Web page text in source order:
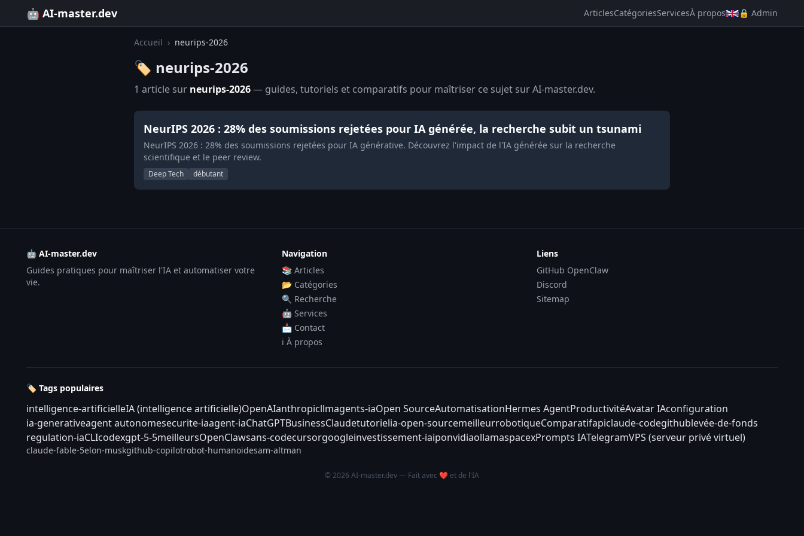
🤖 AI-master.dev ArticlesCatégoriesServicesÀ propos 🔒 Admin
Accueil › neurips-2026
🏷️ neurips-2026
1 article sur neurips-2026— guides, tutoriels et comparatifs pour maîtriser ce sujet sur AI-master.dev.
NeurIPS 2026 : 28% des soumissions rejetées pour IA générée, la recherche subit un tsunami
NeurIPS 2026 : 28% des soumissions rejetées pour IA générative. Découvrez l'impact de l'IA générée sur la recherche
scientifique et le peer review.
Deep Tech débutant
🤖 AI-master.dev
Guides pratiques pour maîtriser l'IA et automatiser votre
vie.
Navigation
📚 Articles
📂 Catégories
🔍 Recherche
🤖 Services
📩 Contact
ℹ️ À propos
Liens
GitHub OpenClaw
Discord
Sitemap
🏷️ Tags populaires
intelligence-artificielleIA (intelligence artificielle)OpenAIanthropicllmagents-iaOpen SourceAutomatisationHermes AgentProductivitéAvatar IAconfiguration
ia-generativeagent autonomesecurite-iaagent-iaChatGPTBusinessClaudetutorielia-open-sourcemeilleurrobotiqueComparatifapiclaude-codegithublevée-de-fonds
regulation-iaCLIcodexgpt-5-5meilleursOpenClawsans-codecursorgoogleinvestissement-iaiponvidiaollamaspacexPrompts IATelegramVPS (serveur privé virtuel)
claude-fable-5elon-muskgithub-copilotrobot-humanoidesam-altman
© 2026 AI-master.dev — Fait avec ❤️ et de l'IA